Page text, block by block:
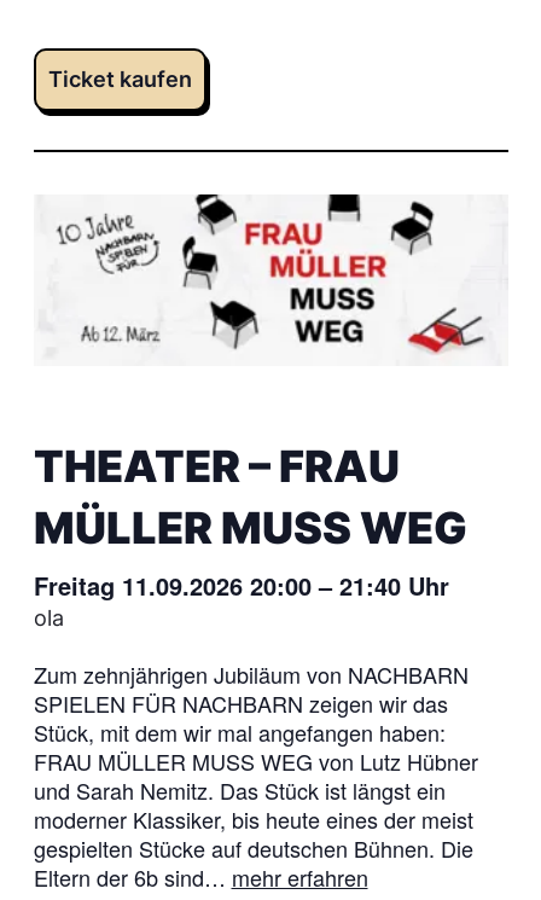
Ticket kaufen
THEATER – FRAU
MÜLLER MUSS WEG
Freitag 11.09.2026 20:00–21:40Uhr
ola
Zum zehnjährigen Jubiläum von NACHBARN
SPIELEN FÜR NACHBARN zeigen wir das
Stück, mit dem wir mal angefangen haben:
FRAU MÜLLER MUSS WEG von Lutz Hübner
und Sarah Nemitz. Das Stück ist längst ein
moderner Klassiker, bis heute eines der meist
gespielten Stücke auf deutschen Bühnen. Die
Eltern der 6b sind… mehr erfahren